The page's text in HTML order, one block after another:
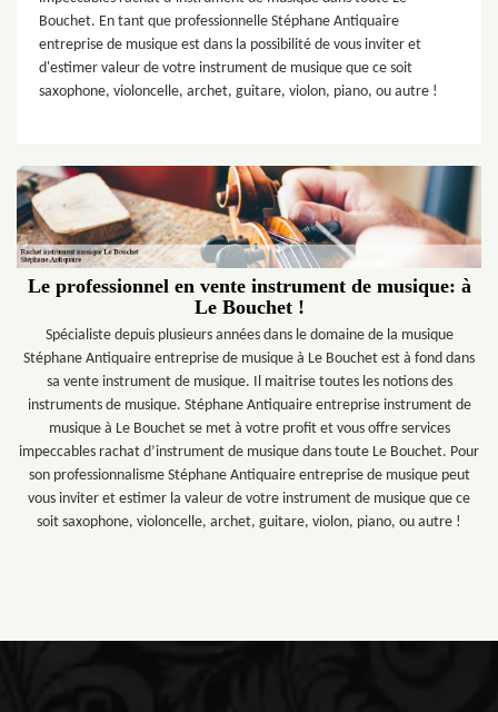
Bouchet. En tant que professionnelle Stéphane Antiquaire
entreprise de musique est dans la possibilité de vous inviter et
d'estimer valeur de votre instrument de musique que ce soit
saxophone, violoncelle, archet, guitare, violon, piano, ou autre !
Le professionnel en vente instrument de musique: à
Le Bouchet !
Spécialiste depuis plusieurs années dans le domaine de la musique
Stéphane Antiquaire entreprise de musique à Le Bouchet est à fond dans
sa vente instrument de musique. Il maitrise toutes les notions des
instruments de musique. Stéphane Antiquaire entreprise instrument de
musique à Le Bouchet se met à votre profit et vous offre services
impeccables rachat d’instrument de musique dans toute Le Bouchet. Pour
son professionnalisme Stéphane Antiquaire entreprise de musique peut
vous inviter et estimer la valeur de votre instrument de musique que ce
soit saxophone, violoncelle, archet, guitare, violon, piano, ou autre !